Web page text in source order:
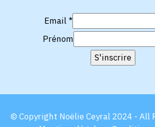
Email *
Prénom
© Copyright Noëlie Ceyral 2024 - All